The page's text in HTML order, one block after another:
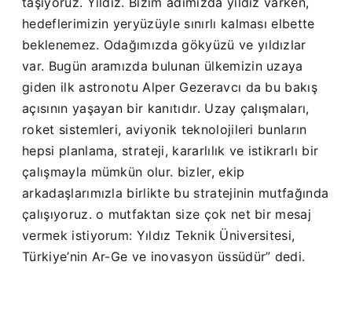
hedeflerimizin yeryüzüyle sınırlı kalması elbette
beklenemez. Odağımızda gökyüzü ve yıldızlar
var. Bugün aramızda bulunan ülkemizin uzaya
giden ilk astronotu Alper Gezeravcı da bu bakış
açısının yaşayan bir kanıtıdır. Uzay çalışmaları,
roket sistemleri, aviyonik teknolojileri bunların
hepsi planlama, strateji, kararlılık ve istikrarlı bir
çalışmayla mümkün olur. bizler, ekip
arkadaşlarımızla birlikte bu stratejinin mutfağında
çalışıyoruz. o mutfaktan size çok net bir mesaj
vermek istiyorum: Yıldız Teknik Üniversitesi,
Türkiye’nin Ar-Ge ve inovasyon üssüdür” dedi.